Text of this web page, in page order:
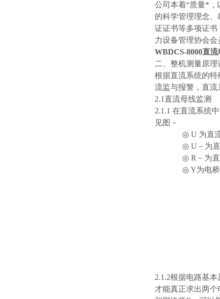
公司本着“质量*，
的科学管理理念
证证书等多项证书
力设备管理协会
WBDCS-8000直
二、整机测量原理
根据直流系统的
流监与报警，直
2.1直流母线监测
2.1.1 在直流系统
见图－
◎ U 为直流系
◎ U－为直流系
◎ R－为直流
◎ Y为电桥网
2.1.2根据电路基
才能真正求出两